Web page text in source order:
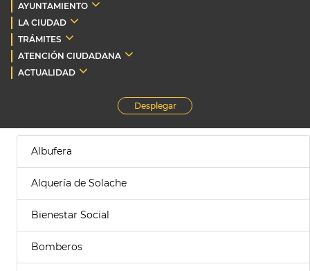
AYUNTAMIENTO
LA CIUDAD
TRÁMITES
ATENCIÓN CIUDADANA
ACTUALIDAD
Desplegar
Albufera
Alquería de Solache
Bienestar Social
Bomberos